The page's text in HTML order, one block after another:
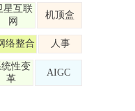
星互联
网
机顶盒
络整合 人事
统性变
革
AIGC